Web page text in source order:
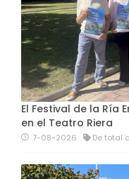
El Festival de la Ría
en el Teatro Riera
7-08-2026 De total